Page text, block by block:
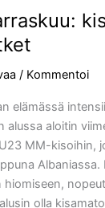
/ Kommentoi
elämässä
alussa aloitin
MM-kisoihin,
olla